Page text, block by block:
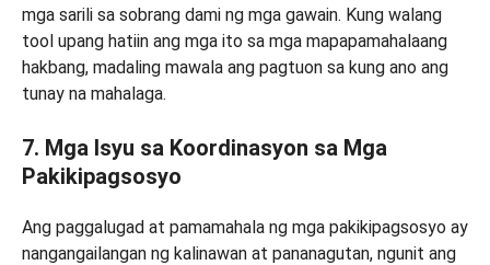
mga sarili sa sobrang dami ng mga gawain. Kung walang
tool upang hatiin ang mga ito sa mga mapapamahalaang
hakbang, madaling mawala ang pagtuon sa kung ano ang
tunay na mahalaga.
7. Mga Isyu sa Koordinasyon sa Mga
Pakikipagsosyo
Ang paggalugad at pamamahala ng mga pakikipagsosyo ay
nangangailangan ng kalinawan at pananagutan, ngunit ang